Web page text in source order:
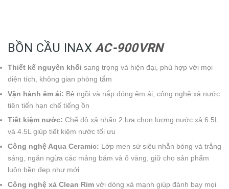
BỒN CẦU INAXAC-900VRN
Thiết kế nguyên khối sang trọng và hiện đại, phù hợp với mọi
diện tích, không gian phòng tắm
Vận hành êm ái: Bệ ngồi và nắp đóng êm ái, công nghệ xả nước
tiên tiến hạn chế tiếng ồn
Tiết kiệm nước: Chế độ xả nhấn 2 lựa chọn lượng nước xả 6.5L
và 4.5L giúp tiết kiệm nước tối ưu
Công nghệ Aqua Ceramic: Lớp men sứ siêu nhẵn bóng và trắng
sáng, ngăn ngừa các mảng bám và ố vàng, giữ cho sản phẩm
luôn bền đẹp như mới
Công nghệ xả Clean Rim với dòng xả mạnh giúp đánh bay mọi